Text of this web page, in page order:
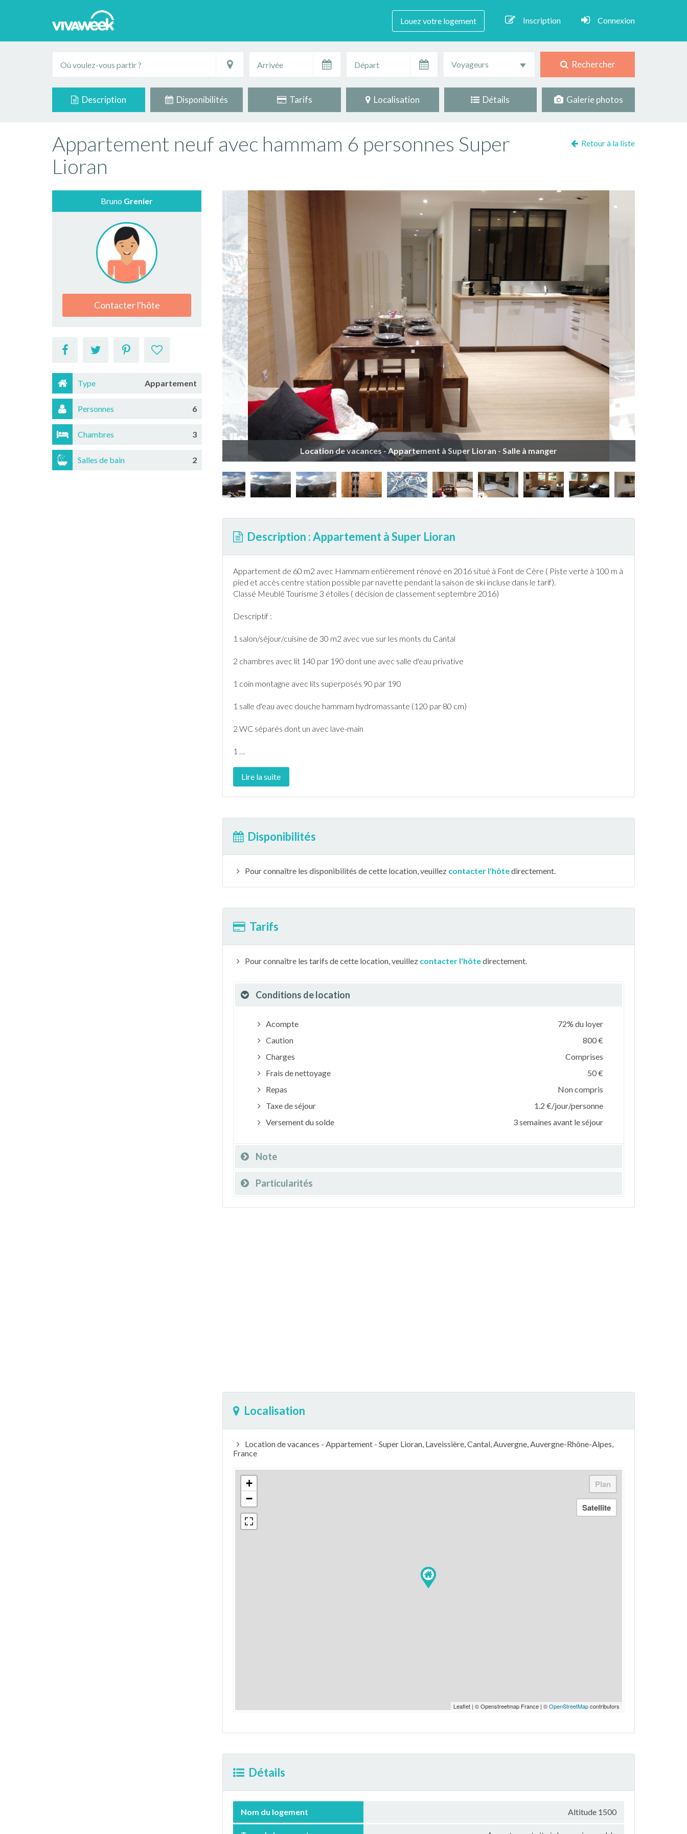
Louez votre logement Inscription Connexion
Voyageurs Rechercher
Description Disponibilités Tarifs Localisation Détails Galerie photos
Appartement neuf avec hammam 6 personnes Super
Lioran
Retour à la liste
Bruno Grenier
Contacter l'hôte
Type Appartement
Personnes 6
Chambres 3
Salles de bain 2
Location de vacances - Appartement à Super Lioran - Salle à manger
Description : Appartement à Super Lioran
Appartementde 60 m2 avec Hammam entièrement rénové en 2016 situé à Font de Cère ( Piste verte à 100 m à
pied et accès centre station possible par navette pendant la saison de skiincluse dans le tarif).
Classé Meublé Tourisme 3 étoiles ( décision de classement septembre 2016)
Descriptif :
1 salon/séjour/cuisine de 30 m2 avec vue sur les monts du Cantal
2 chambres avec lit 140 par 190 dont une avec salle d'eau privative
1 coin montagne avec lits superposés 90 par 190
1 salle d'eau avec douche hammam hydromassante (120 par 80 cm)
2 WC séparés dont un avec lave-main
1 …
Lire la suite
Disponibilités
Pour connaître les disponibilités de cette location, veuillez contacter l'hôtedirectement.
Tarifs
Pour connaître les tarifs de cette location, veuillez contacter l'hôtedirectement.
Conditions de location
Acompte
72% du loyer
Caution
800 €
Charges
Comprises
Frais de nettoyage
50 €
Repas
Non compris
Taxe de séjour
1.2 €/jour/personne
Versement du solde
3 semaines avant le séjour
Note
Particularités
Localisation
Location de vacances - Appartement - Super Lioran, Laveissière, Cantal, Auvergne, Auvergne-Rhône-Alpes,
France
+
−
Leaflet | © Openstreetmap France | ©OpenStreetMapcontributors
Détails
Nom du logement Altitude 1500